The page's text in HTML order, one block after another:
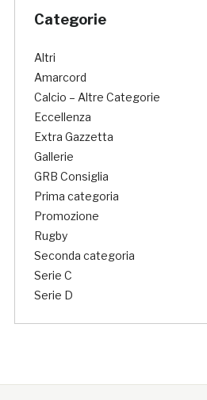
Categorie
Altri
Amarcord
Calcio – Altre Categorie
Eccellenza
Extra Gazzetta
Gallerie
GRB Consiglia
Prima categoria
Promozione
Rugby
Seconda categoria
Serie C
Serie D